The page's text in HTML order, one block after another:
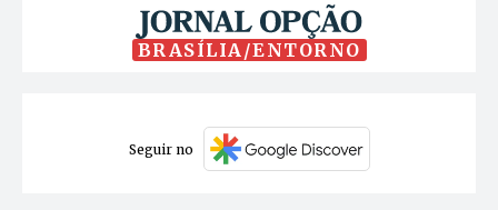
BRASÍLIA/ENTORNO
Seguir no